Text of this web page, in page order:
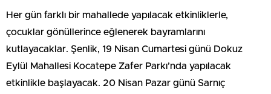
Her gün farklı bir mahallede yapılacak etkinliklerle,
çocuklar gönüllerince eğlenerek bayramlarını
kutlayacaklar. Şenlik, 19 Nisan Cumartesi günü Dokuz
Eylül Mahallesi Kocatepe Zafer Parkı’nda yapılacak
etkinlikle başlayacak. 20 Nisan Pazar günü Sarnıç